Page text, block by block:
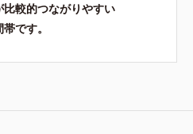
較的つながりやすい
です。